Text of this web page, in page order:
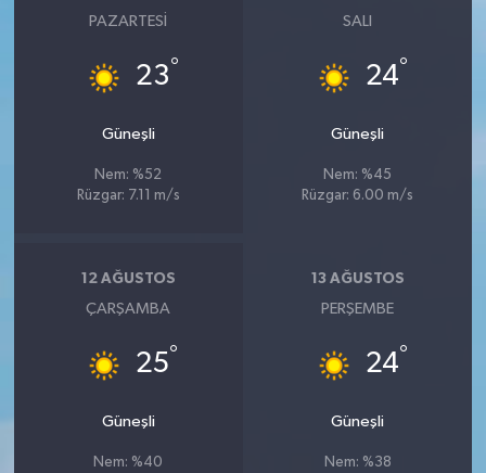
PAZARTESI
23°
Güneşli
Nem: %52
Rüzgar: 7.11 m/s
SALI
24°
Güneşli
Nem: %45
Rüzgar: 6.00 m/s
12 AĞUSTOS
ÇARŞAMBA
25°
Güneşli
Nem: %40
13 AĞUSTOS
PERŞEMBE
24°
Güneşli
Nem: %38